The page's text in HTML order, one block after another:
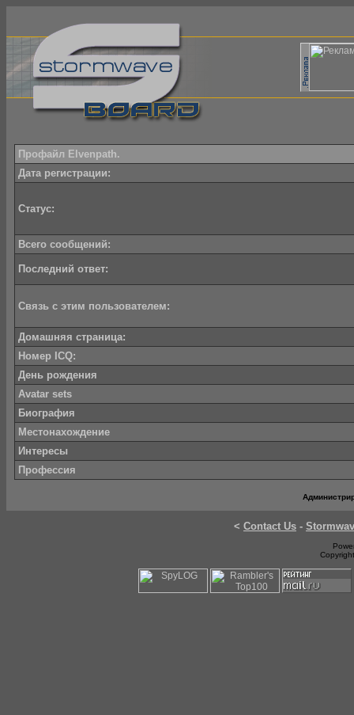
Профайл Elvenpath.
Дата регистрации:
Статус:
Всего сообщений:
Последний ответ:
Связь с этим пользователем:
Домашняя страница:
Номер ICQ:
День рождения
Avatar sets
Биография
Местонахождение
Интересы
Профессия
< Contact Us -